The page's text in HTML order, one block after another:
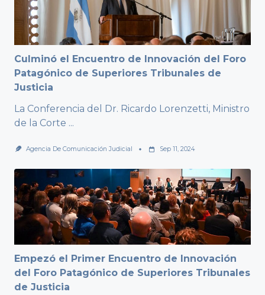
Culminó el Encuentro de Innovación del Foro
Patagónico de Superiores Tribunales de
Justicia
La Conferencia del Dr. Ricardo Lorenzetti, Ministro
de la Corte ...
Agencia De Comunicación Judicial Sep 11, 2024
Empezó el Primer Encuentro de Innovación
del Foro Patagónico de Superiores Tribunales
de Justicia